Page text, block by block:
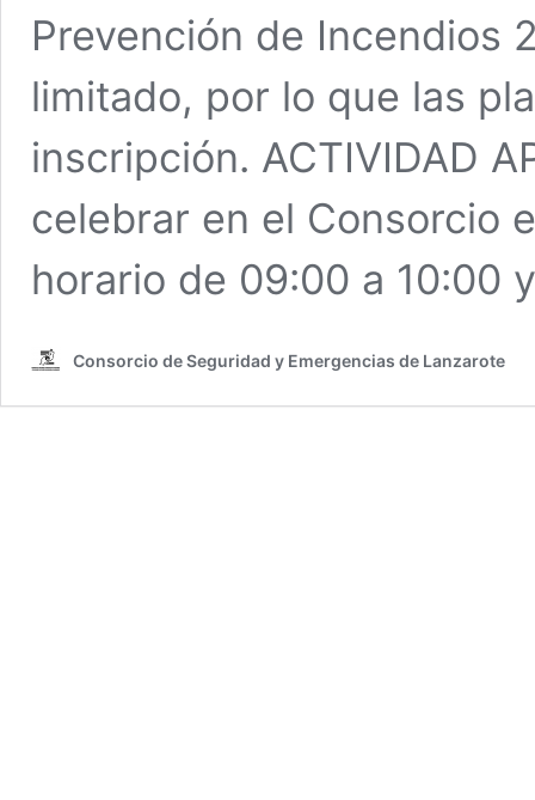
Prevención de Incendios
limitado, por lo que las
inscripción. ACTIVIDAD
celebrar en el Consorcio
horario de 09:00 a 10:00
Consorcio de Seguridad y Emergencias de Lanzarote